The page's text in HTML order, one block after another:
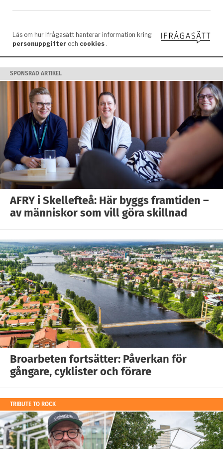
SPONSRAD ARTIKEL
AFRY i Skellefteå: Här byggs framtiden –
av människor som vill göra skillnad
Broarbeten fortsätter: Påverkan för
gångare, cyklister och förare
TRIBUTE TO ROCK